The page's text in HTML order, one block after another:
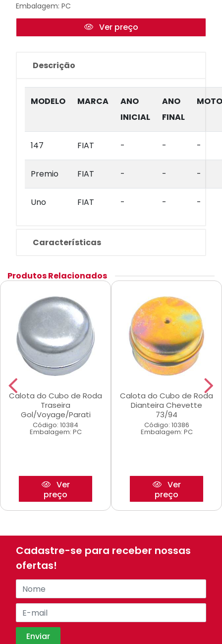
Embalagem: PC
Ver preço
Descrição
MODELO MARCA
ANO
INICIAL
ANO
FINAL
147 FIAT - - -
Premio FIAT - - -
Uno FIAT - - -
Características
Produtos Relacionados
Calota do Cubo de Roda
Traseira
Gol/Voyage/Parati
Código: 10384
Embalagem: PC
Ver
preço
Calota do Cubo de Roda
Dianteira Chevette
73/94
Código: 10386
Embalagem: PC
Ver
preço
Cadastre-se para receber nossas
ofertas!